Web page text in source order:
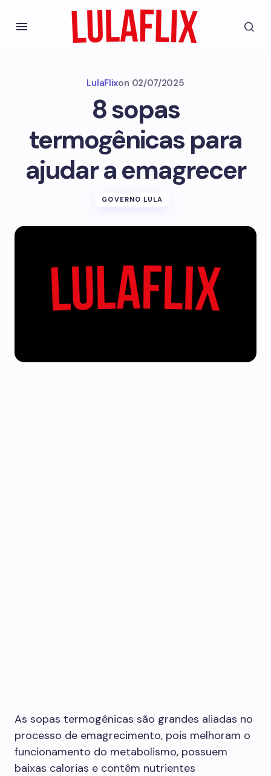
LulaFlixon 02/07/2025
8 sopas
termogênicas para
ajudar a emagrecer
GOVERNO LULA
As sopas termogênicas são grandes aliadas no
processo de emagrecimento, pois melhoram o
funcionamento do metabolismo, possuem
baixas calorias e contêm nutrientes